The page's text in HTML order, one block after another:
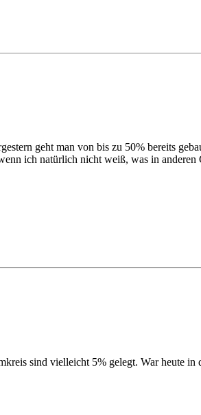
geht man von bis zu 50% bereits
ich natürlich nicht weiß, was in anderen
sind vielleicht 5% gelegt. War heute